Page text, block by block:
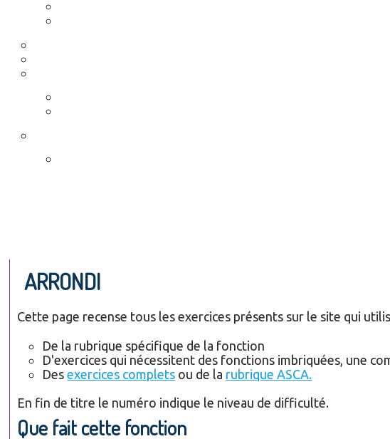
ARRONDI
Cette page recense tous les exercices présents sur le site qui
De la rubrique spécifique de la fonction
D'exercices qui nécessitent des fonctions imbriquées, une
Desexercices complets ou de la rubrique ASCA.
En fin de titre le numéro indique le niveau de difficulté.
Que fait cette fonction